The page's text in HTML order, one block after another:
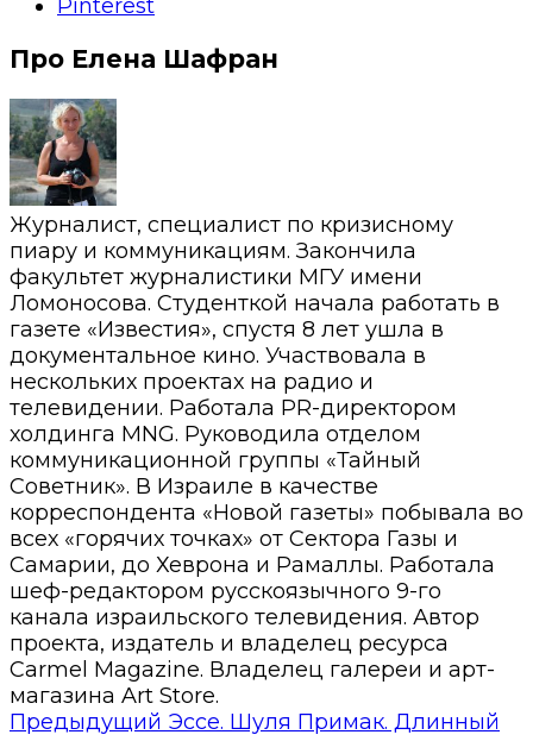
Pinterest
Про Елена Шафран
Журналист, специалист по кризисному
пиару и коммуникациям. Закончила
факультет журналистики МГУ имени
Ломоносова. Студенткой начала работать в
газете «Известия», спустя 8 лет ушла в
документальное кино. Участвовала в
нескольких проектах на радио и
телевидении. Работала PR-директором
холдинга MNG. Руководила отделом
коммуникационной группы «Тайный
Советник». В Израиле в качестве
корреспондента «Новой газеты» побывала во
всех «горячих точках» от Сектора Газы и
Самарии, до Хеврона и Рамаллы. Работала
шеф-редактором русскоязычного 9-го
канала израильского телевидения. Автор
проекта, издатель и владелец ресурса
Carmel Magazine. Владелец галереи и арт-
магазина Art Store.
Предыдущий Эссе. Шуля Примак. Длинный